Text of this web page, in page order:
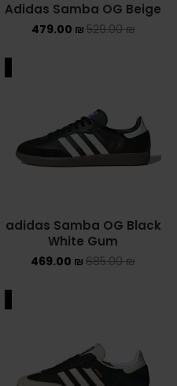
Uncategorized
YEEZY 700
YEEZY SLIDES
סנן לפי מחיר
סנן
Adidas Samba OG Beige
529.00₪
479.00 ₪
adidas Samba OG Black
White Gum
685.00₪
469.00 ₪